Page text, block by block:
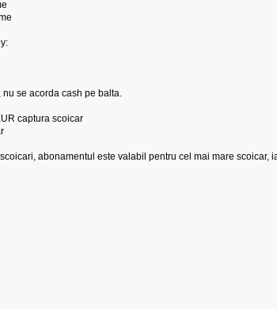
se acorda cash pe balta.
captura scoicar
abonamentul este valabil pentru cel mai mare